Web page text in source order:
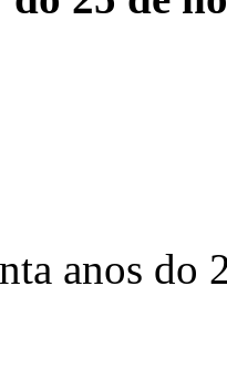
anos do